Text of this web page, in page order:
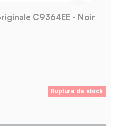
C9364EE - Noir
Rupture de stock